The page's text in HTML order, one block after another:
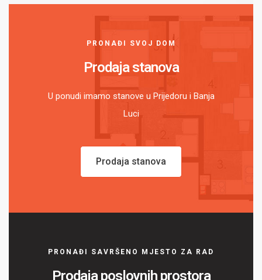
PRONAĐI SVOJ DOM
Prodaja stanova
U ponudi imamo stanove u Prijedoru i Banja
Luci
Prodaja stanova
PRONAĐI SAVRŠENO MJESTO ZA RAD
Prodaja poslovnih prostora